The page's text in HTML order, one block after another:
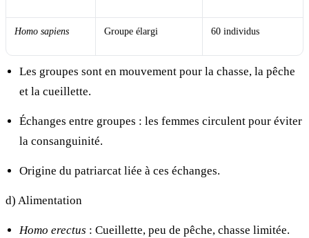
Homo sapiens Groupe élargi 60 individus
Les groupes sont en mouvement pour la chasse, la pêche
et la cueillette.
Échanges entre groupes : les femmes circulent pour éviter
la consanguinité.
Origine du patriarcat liée à ces échanges.
d) Alimentation
Homo erectus : Cueillette, peu de pêche, chasse limitée.